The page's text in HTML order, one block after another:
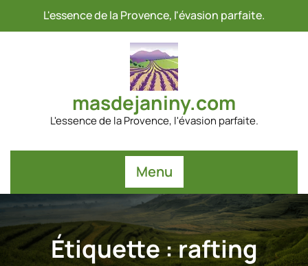
L'essence de la Provence, l'évasion parfaite.
masdejaniny.com
L'essence de la Provence, l'évasion parfaite.
Menu
Étiquette :rafting